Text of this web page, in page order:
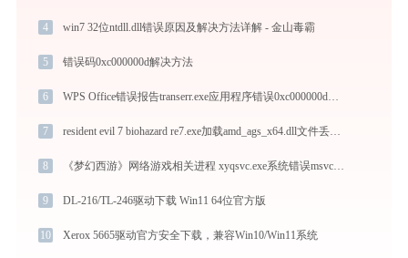
4 win7 32位ntdll.dll错误原因及解决方法详解 - 金山毒霸
5 错误码0xc000000d解决方法
6 WPS Office错误报告transerr.exe应用程序错误0xc000000d解决方法
7 resident evil 7 biohazard re7.exe加载amd_ags_x64.dll文件丢失处理办法
8 《梦幻西游》网络游戏相关进程 xyqsvc.exe系统错误msvcr100.dll丢失如何解决
9 DL-216/TL-246驱动下载 Win11 64位官方版
10 Xerox 5665驱动官方安全下载，兼容Win10/Win11系统